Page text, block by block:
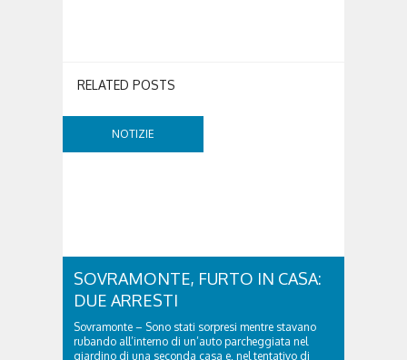
RELATED POSTS
NOTIZIE
SOVRAMONTE, FURTO IN CASA:
DUE ARRESTI
Sovramonte – Sono stati sorpresi mentre stavano
rubando all’interno di un’auto parcheggiata nel
giardino di una seconda casa e, nel tentativo di